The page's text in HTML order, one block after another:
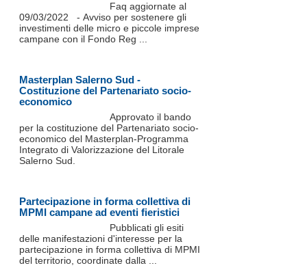
Faq aggiornate al
09/03/2022 - Avviso per sostenere gli
investimenti delle micro e piccole imprese
campane con il Fondo Reg ...
Masterplan Salerno Sud -
Costituzione del Partenariato socio-
economico
Approvato il bando
per la costituzione del Partenariato socio-
economico del Masterplan-Programma
Integrato di Valorizzazione del Litorale
Salerno Sud.
Partecipazione in forma collettiva di
MPMI campane ad eventi fieristici
Pubblicati gli esiti
delle manifestazioni d'interesse per la
partecipazione in forma collettiva di MPMI
del territorio, coordinate dalla ...